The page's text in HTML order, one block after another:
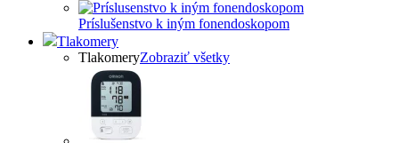
Príslušenstvo k iným fonendoskopom
Tlakomery
TlakomeryZobraziť všetky